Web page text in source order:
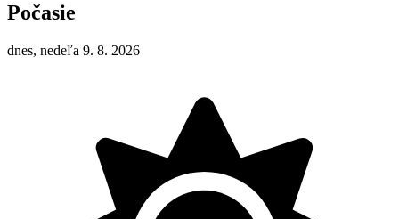
Počasie
dnes, nedeľa 9. 8. 2026